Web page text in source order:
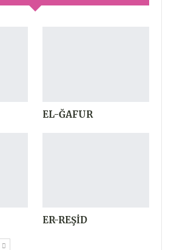
EL-ĞAFUR
ER-REŞİD